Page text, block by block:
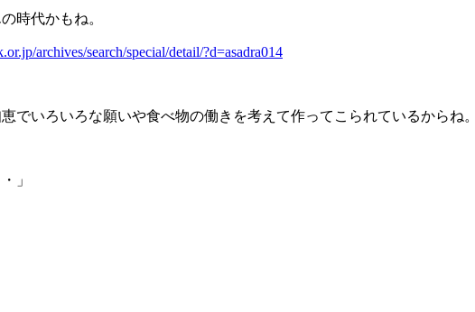
時代かもね。
archives/search/special/detail/?d=asadra014
でいろいろな願いや食べ物の働きを考えて作ってこられているからね。
」